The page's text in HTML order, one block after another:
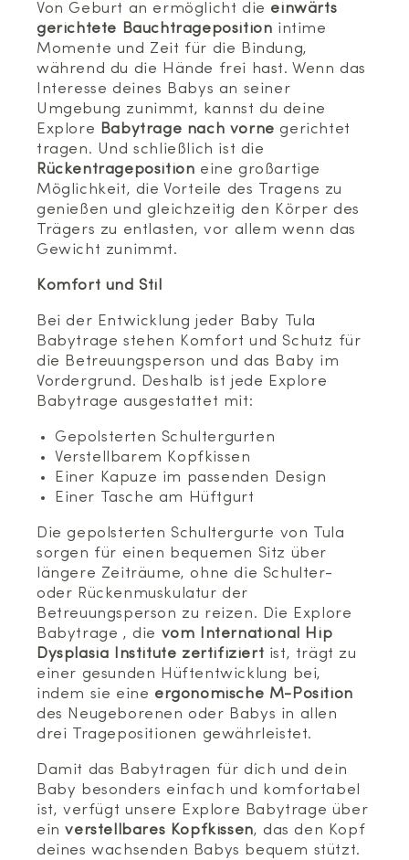
Von Geburt an ermöglicht die einwärts
gerichtete Bauchtrageposition intime
Momente und Zeit für die Bindung,
während du die Hände frei hast. Wenn das
Interesse deines Babys an seiner
Umgebung zunimmt, kannst du deine
Explore Babytrage nach vorne gerichtet
tragen. Und schließlich ist die
Rückentrageposition eine großartige
Möglichkeit, die Vorteile des Tragens zu
genießen und gleichzeitig den Körper des
Trägers zu entlasten, vor allem wenn das
Gewicht zunimmt.
Komfort und Stil
Bei der Entwicklung jeder Baby Tula
Babytrage stehen Komfort und Schutz für
die Betreuungsperson und das Baby im
Vordergrund. Deshalb ist jede Explore
Babytrage ausgestattet mit:
Gepolsterten Schultergurten
Verstellbarem Kopfkissen
Einer Kapuze im passenden Design
Einer Tasche am Hüftgurt
Die gepolsterten Schultergurte von Tula
sorgen für einen bequemen Sitz über
längere Zeiträume, ohne die Schulter-
oder Rückenmuskulatur der
Betreuungsperson zu reizen. Die Explore
Babytrage , die vom International Hip
Dysplasia Institute zertifiziert ist, trägt zu
einer gesunden Hüftentwicklung bei,
indem sie eine ergonomische M-Position
des Neugeborenen oder Babys in allen
drei Tragepositionen gewährleistet.
Damit das Babytragen für dich und dein
Baby besonders einfach und komfortabel
ist, verfügt unsere Explore Babytrage über
einverstellbares Kopfkissen, das den Kopf
deines wachsenden Babys bequem stützt.